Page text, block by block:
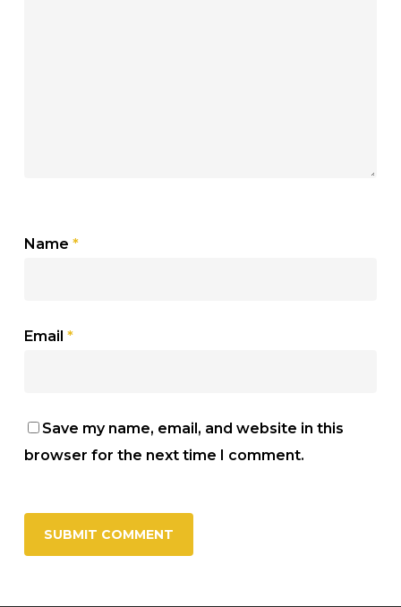
Name *
Email *
Save my name, email, and website in this
browser for the next time I comment.